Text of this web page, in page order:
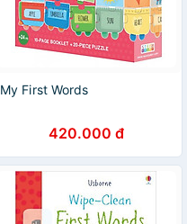
My First Words
420.000 đ